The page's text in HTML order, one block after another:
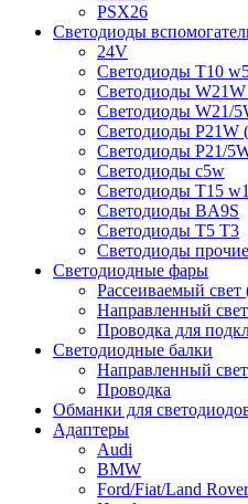
PSX26
Светодиоды
24V
Светодиоды T10
Светодиоды W21W
Светодиоды W21/
Светодиоды P21W
Светодиоды P21/
Светодиоды c5w
Светодиоды T15
Светодиоды BA9S
Светодиоды T5 T3
Светодиоды прочие
Светодиодные фары
Рассеиваемый свет
Направленный
Проводка для
Светодиодные балки
Направленный свет
Проводка
Обманки для
Адаптеры
Audi
BMW
Ford/Fiat/Land